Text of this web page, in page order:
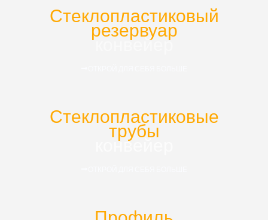
Стеклопластиковый
резервуар
конвейер
Стеклопластиковые
трубы
конвейер